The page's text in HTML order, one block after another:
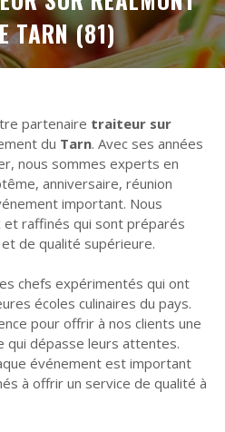
TARN (81)
partenaire traiteur sur
du Tarn. Avec ses années
nous sommes experts en
anniversaire, réunion
important. Nous
raffinés qui sont préparés
de qualité supérieure.
chefs expérimentés qui ont
écoles culinaires du pays.
pour offrir à nos clients une
qui dépasse leurs attentes.
événement est important
à offrir un service de qualité à